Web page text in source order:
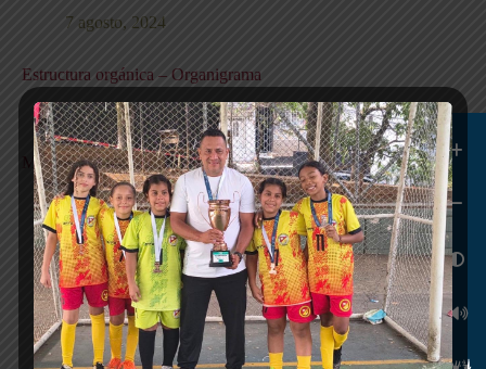
7 agosto, 2024
Estructura orgánica – Organigrama
6 agosto, 2024
Mapas y Cartas descriptivas de los Procesos
5 agosto, 2024